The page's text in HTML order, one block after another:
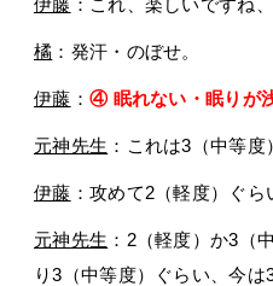
橘 ：発汗・のぼせ。
伊藤 ： ④ 眠れない・眠りが
元神先生 ：これは3（中等度
伊藤 ：攻めて2（軽度）ぐら
元神先生 ：2（軽度）か3（
り3（中等度）ぐらい、今は